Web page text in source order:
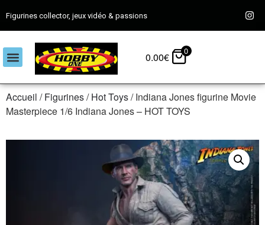
Figurines collector, jeux vidéo & passions
0.00€ 0
Accueil /Figurines/Hot Toys/ Indiana Jones figurine Movie
Masterpiece 1/6 Indiana Jones – HOT TOYS